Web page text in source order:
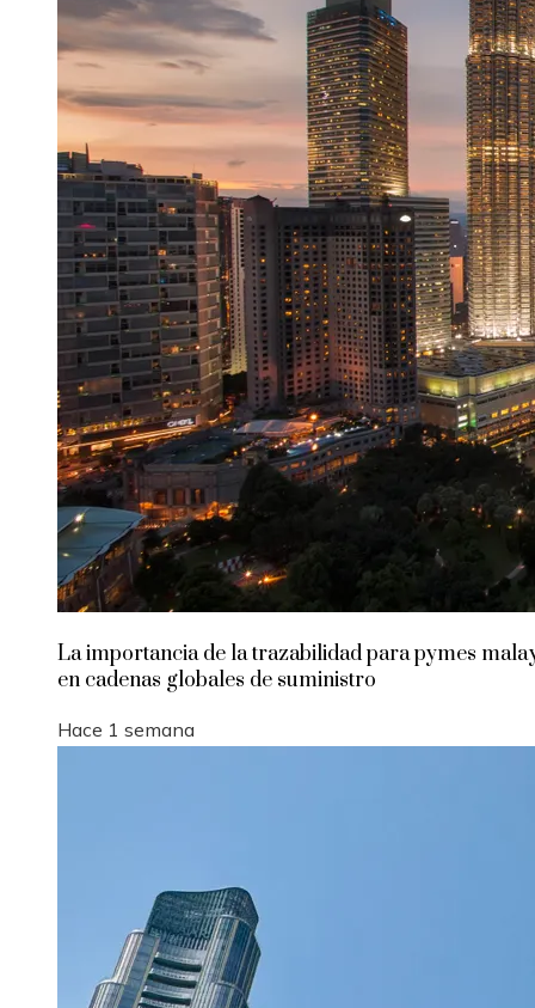
La importancia de la trazabilidad para pymes
en cadenas globales de suministro
Hace 1 semana